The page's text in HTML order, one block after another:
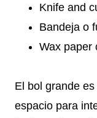
Knife and
Bandeja o
Wax paper
El bol grande
espacio para